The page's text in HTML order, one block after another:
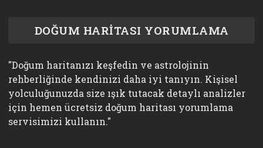
DOĞUM HARİTASI YORUMLAMA
"Doğum haritanızı keşfedin ve astrolojinin
rehberliğinde kendinizi daha iyi tanıyın. Kişisel
yolculuğunuzda size ışık tutacak detaylı analizler
için hemen ücretsiz doğum haritası yorumlama
servisimizi kullanın."